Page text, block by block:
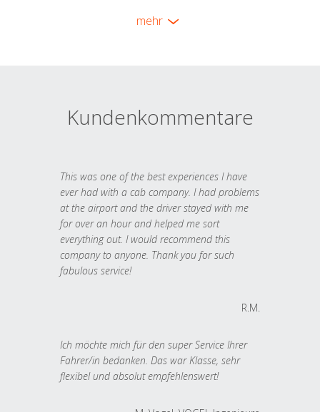
mehr
Kundenkommentare
This was one of the best experiences I have
ever had with a cab company. I had problems
at the airport and the driver stayed with me
for over an hour and helped me sort
everything out. I would recommend this
company to anyone. Thank you for such
fabulous service!
R.M.
Ich möchte mich für den super Service Ihrer
Fahrer/in bedanken. Das war Klasse, sehr
flexibel und absolut empfehlenswert!